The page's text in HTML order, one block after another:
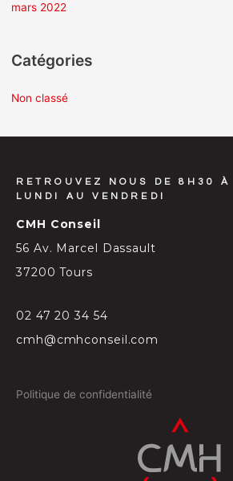
mars 2022
Catégories
Non classé
RETROUVEZ NOUS DE 8H30
LUNDI AU VENDREDI
CMH Conseil
56 Av. Marcel Dassault
37200 Tours
02 47 20 34 54
cmh@cmhconseil.com
Politique de confidentialité